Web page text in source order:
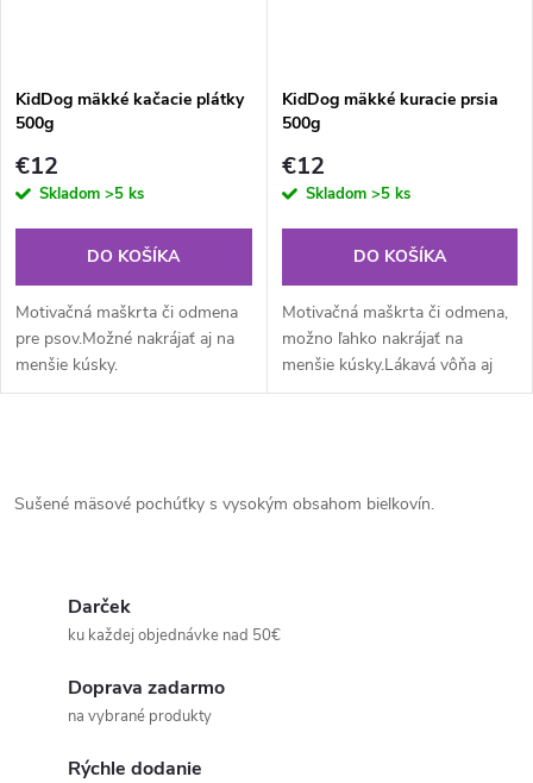
KidDog mäkké kačacie plátky
500g
€12
Skladom >5 ks
DO KOŠÍKA
Motivačná maškrta či odmena
pre psov.Možné nakrájať aj na
menšie kúsky.
KidDog mäkké kuracie prsia
500g
€12
Skladom >5 ks
DO KOŠÍKA
Motivačná maškrta či odmena,
možno ľahko nakrájať na
menšie kúsky.Lákavá vôňa aj
chuť.
v
Sušené mäsové pochúťky s vysokým obsahom bielkovín.
Darček
ku každej objednávke nad 50€
Doprava zadarmo
na vybrané produkty
Rýchle dodanie